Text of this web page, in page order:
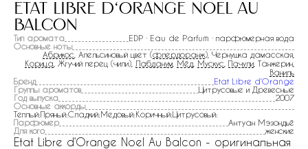
etat libre d‘orange noel au
balcon
Тип аромата
EDP · Eau de Parfum · парфюмерная вода
Основные ноты
Абрикос , Апельсиновый цвет (флердоранж), Чернушка дамасская,
Корица , Жгучий перец (чили), Лабданум Мёд Мускус Пачули , Танжерин,
Ваниль
Бренд
Etat Libre d‘Orange
Группы ароматов
Цитрусовые и Древесные
Год выпуска
2007
Основные аккорды
Теплый:Пряный:Сладкий:Медовый:Коричный:Цитрусовый:
Парфюмер
Антуан Мэзондьё
Для кого
женские
Etat Libre d‘Orange Noel Au Balcon - оригинальная